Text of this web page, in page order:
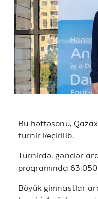
Bu həftəsonu,
turnir keçirilib.
Turnirdə, gənclər
proqramında
Böyük gimnastlar